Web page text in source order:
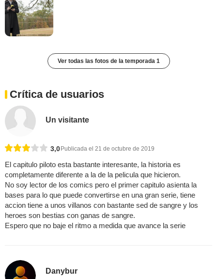
Ver todas las fotos de la temporada 1
Crítica de usuarios
Un visitante
3,0Publicada el 21 de octubre de 2019
El capitulo piloto esta bastante interesante, la historia es
completamente diferente a la de la pelicula que hicieron.
No soy lector de los comics pero el primer capitulo asienta la
bases para lo que puede convertirse en una gran serie, tiene
accion tiene a unos villanos con bastante sed de sangre y los
heroes son bestias con ganas de sangre.
Espero que no baje el ritmo a medida que avance la serie
Danybur